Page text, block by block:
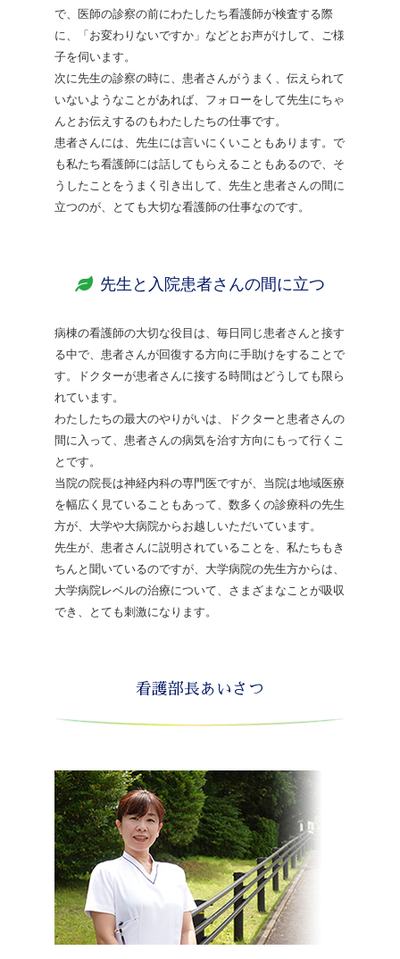
で、医師の診察の前にわたしたち看護師が検査する際
に、「お変わりないですか」などとお声がけして、ご様
子を伺います。
次に先生の診察の時に、患者さんがうまく、伝えられて
いないようなことがあれば、フォローをして先生にちゃ
んとお伝えするのもわたしたちの仕事です。
患者さんには、先生には言いにくいこともあります。で
も私たち看護師には話してもらえることもあるので、そ
うしたことをうまく引き出して、先生と患者さんの間に
立つのが、とても大切な看護師の仕事なのです。
先生と入院患者さんの間に立つ
病棟の看護師の大切な役目は、毎日同じ患者さんと接す
る中で、患者さんが回復する方向に手助けをすることで
す。ドクターが患者さんに接する時間はどうしても限ら
れています。
わたしたちの最大のやりがいは、ドクターと患者さんの
間に入って、患者さんの病気を治す方向にもって行くこ
とです。
当院の院長は神経内科の専門医ですが、当院は地域医療
を幅広く見ていることもあって、数多くの診療科の先生
方が、大学や大病院からお越しいただいています。
先生が、患者さんに説明されていることを、私たちもき
ちんと聞いているのですが、大学病院の先生方からは、
大学病院レベルの治療について、さまざまなことが吸収
でき、とても刺激になります。
看護部長あいさつ